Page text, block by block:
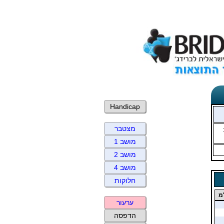
Handicap
מצטבר
מושב 1
מושב 2
מושב 4
חלוקות
ערעור
הדפסה